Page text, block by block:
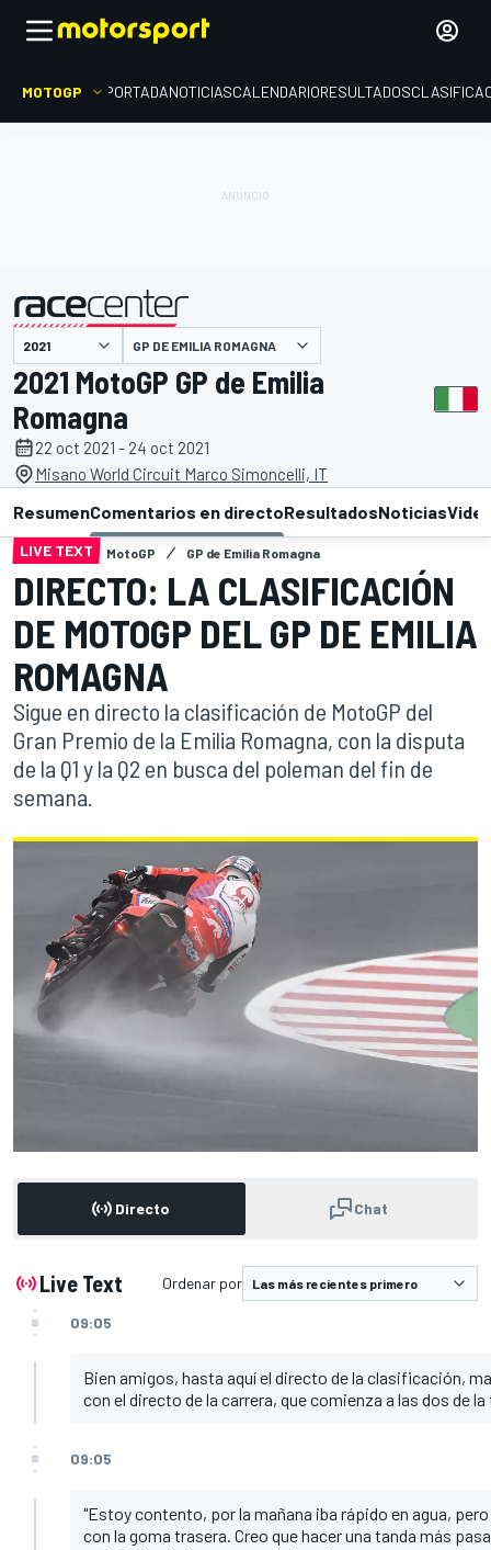
MOTOGP PORTADANOTICIASCALENDARIORESULTADOS
GP DE EMILIA ROMAGNA
2021 MotoGP GP de Emilia
Romagna
22 oct 2021 - 24 oct 2021
Misano World Circuit Marco Simoncelli, IT
ResumenComentarios en directoResultadosNoticias
LIVE TEXT MotoGP GP de Emilia Romagna
DIRECTO: LA CLASIFICACIÓN
DE MOTOGP DEL GP DE EMILIA
ROMAGNA
Sigue en directo la clasificación de MotoGP del
Gran Premio de la Emilia Romagna, con la disputa
de la Q1 y la Q2 en busca del poleman del fin de
semana.
Directo Chat
Live Text Ordenar por
09:05
Bien amigos, hasta aquí el directo de la clasificación,
con el directo de la carrera, que comienza a las dos de
09:05
"Estoy contento, por la mañana iba rápido en agua,
con la goma trasera. Creo que hacer una tanda más